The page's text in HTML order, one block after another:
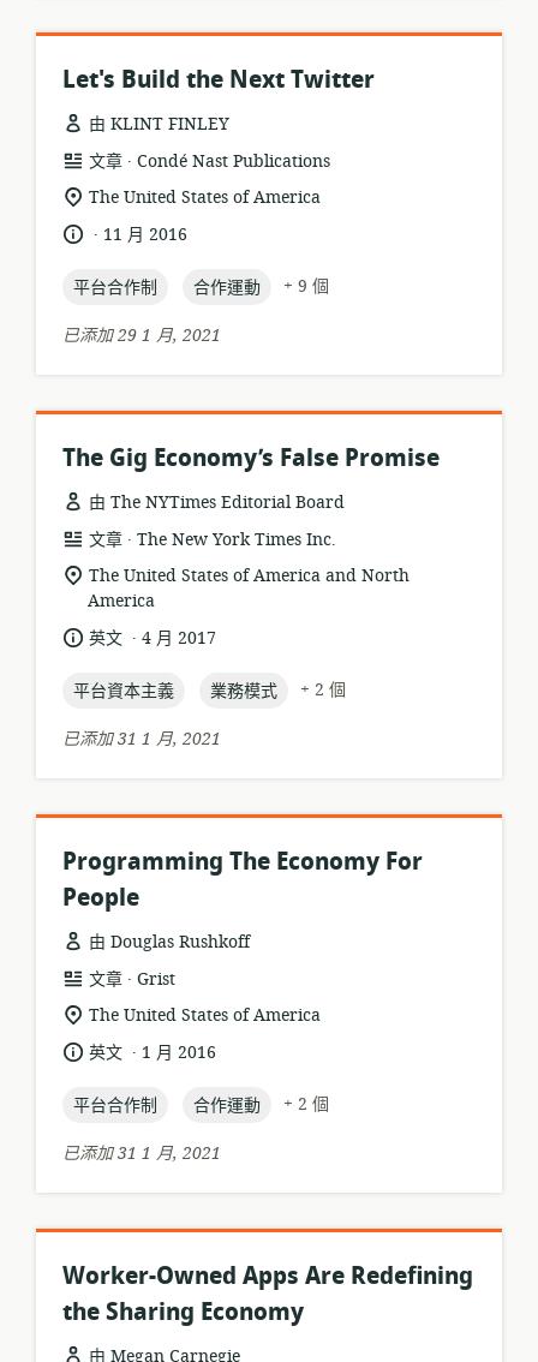
Let's Build the Next Twitter
由 KLINT FINLEY
資
源
式:
文章 .
發
布
Condé Nast Publications
相
置:
The United States of America
語
.
發
日
11 月 2016
topic:
平台合作制 topic:
合作運動
+ 9 個
已添加 29 1 月, 2021
The Gig Economy’s False Promise
由 The NYTimes Editorial Board
資
源
格
文章 .
發
布
者:
The New York Times Inc.
相
關
位
The United States of America and North
America
語 英文 .
發
日
4 月 2017
topic:
平台資本主義 topic:
業務模式
+ 2 個
已添加 31 1 月, 2021
Programming The Economy For
People
由 Douglas Rushkoff
資
源
式:
文章 .
發
布
Grist
相
關
位
置:
The United States of America
語 英文 .
發
日
1 月 2016
topic:
平台合作制 topic:
合作運動
+ 2 個
已添加 31 1 月, 2021
Worker-Owned Apps Are Redefining
the Sharing Economy
由 Megan Carnegie